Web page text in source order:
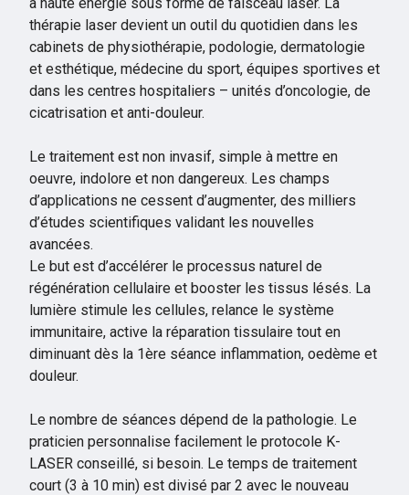
thérapie laser devient un outil du quotidien dans les
cabinets de physiothérapie, podologie, dermatologie
et esthétique, médecine du sport, équipes sportives et
dans les centres hospitaliers – unités d’oncologie, de
cicatrisation et anti-douleur.
Le traitement est non invasif, simple à mettre en
oeuvre, indolore et non dangereux. Les champs
d’applications ne cessent d’augmenter, des milliers
d’études scientifiques validant les nouvelles
avancées.
Le but est d’accélérer le processus naturel de
régénération cellulaire et booster les tissus lésés. La
lumière stimule les cellules, relance le système
immunitaire, active la réparation tissulaire tout en
diminuant dès la 1ère séance inflammation, oedème et
douleur.
Le nombre de séances dépend de la pathologie. Le
praticien personnalise facilement le protocole K-
LASER conseillé, si besoin. Le temps de traitement
court (3 à 10 min) est divisé par 2 avec le nouveau